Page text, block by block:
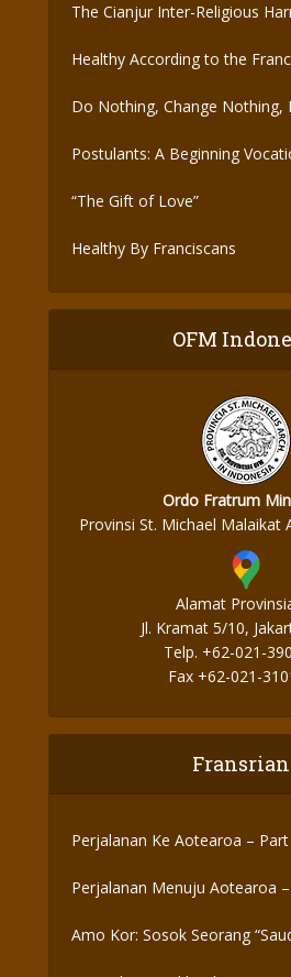
The Cianjur Inter-Religious
Healthy According to the
Do Nothing, Change Nothing,
Postulants: A Beginning
“The Gift of Love”
Healthy By Franciscans
OFM
Ordo Fratrum
Provinsi St. Michael Malaikat
Alamat
Jl. Kramat 5/10,
Telp. +62-021-
Fax +62-021-
Perjalanan Ke Aotearoa –
Perjalanan Menuju Aotearoa
Amo Kor: Sosok Seorang